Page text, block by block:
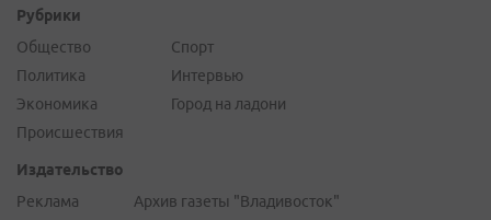
Рубрики
Общество
Политика
Экономика
Происшествия
Спорт
Интервью
Город на ладони
Издательство
Реклама
Архив газеты "Владивосток"